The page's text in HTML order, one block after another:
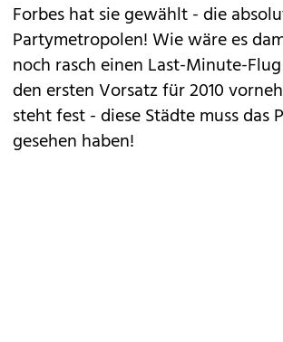
Forbes hat sie gewählt - die
Partymetropolen! Wie wäre es
noch rasch einen Last-Minute-
den ersten Vorsatz für 2010
steht fest - diese Städte muss das
gesehen haben!